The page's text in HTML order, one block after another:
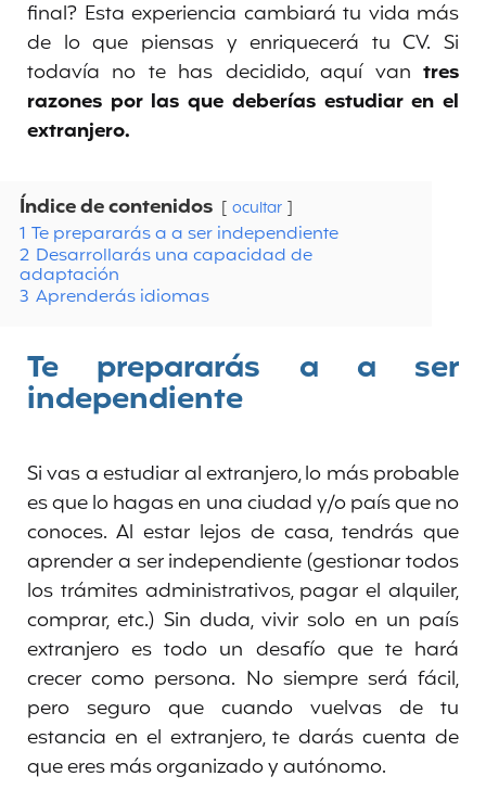
final? Esta experiencia cambiará tu vida más
de lo que piensas y enriquecerá tu CV. Si
todavía no te has decidido, aquí van tres
razones por las que deberías estudiar en el
extranjero.
Índice de contenidos ocultar
1 Te prepararás a a ser independiente
2 Desarrollarás una capacidad de
adaptación
3 Aprenderás idiomas
Te prepararás a a ser
independiente
Si vas a estudiar al extranjero, lo más probable
es que lo hagas en una ciudad y/o país que no
conoces. Al estar lejos de casa, tendrás que
aprender a ser independiente (gestionar todos
los trámites administrativos, pagar el alquiler,
comprar, etc.) Sin duda, vivir solo en un país
extranjero es todo un desafío que te hará
crecer como persona. No siempre será fácil,
pero seguro que cuando vuelvas de tu
estancia en el extranjero, te darás cuenta de
que eres más organizado y autónomo.